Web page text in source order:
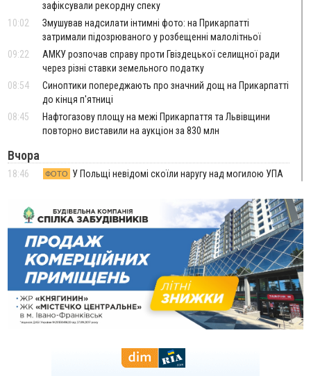
зафіксували рекордну спеку
10:02
Змушував надсилати інтимні фото: на Прикарпатті
затримали підозрюваного у розбещенні малолітньої
09:22
АМКУ розпочав справу проти Гвіздецької селищної ради
через різні ставки земельного податку
08:54
Синоптики попереджають про значний дощ на Прикарпатті
до кінця п'ятниці
08:45
Нафтогазову площу на межі Прикарпаття та Львівщини
повторно виставили на аукціон за 830 млн
Вчора
18:46 ФОТО
У Польщі невідомі скоїли наругу над могилою УПА
17:17
ВІДЕО Скарби Музею писанкового розпису побачать
далеко за межами Коломиї
16:42
Поблизу Франківська п'яний на Chevrolet втікав від поліції
16:27
На Прикарпатті триває декларування вогнепальної зброї:
уже зареєстровано 282 одиниці
15:58
Понад 9 тис. прикарпатських вступників отримали
рекомендації до зарахування на бакалаврат у ВНЗ
У Старуні відбулася Патріарша проща
Не знає англійську на достатньому рівні. Франківець Лев